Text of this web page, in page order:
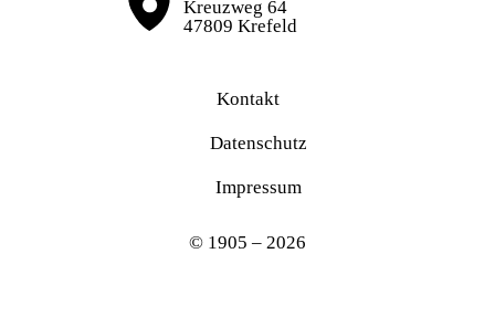
Kreuzweg 64
47809 Krefeld
Kontakt
Datenschutz
Impressum
© 1905 – 2026